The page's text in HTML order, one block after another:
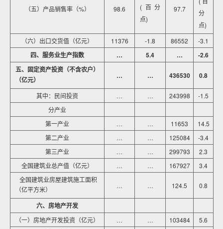
（五）产品销售率（%） 98.6
(百分
点)
97.7
分
点)
（六）出口交货值（亿元）
11376 -1.8 86552 -3.1
四、服务业生产指数 … 5.4 …
-2.6
五、固定资产投资（不含农户）
（亿元）
… … 436530 0.8
其中：民间投资 … … 243998
-1.5
分产业
第一产业
… … 11653
14.5
第二产业
… … 125084
-3.4
第三产业
… … 299793
2.3
全国建筑业总产值（亿元）
… … 167927
3.4
全国建筑业房屋建筑施工面积
（亿平方米）
… … 124.5 0.8
六、房地产开发
（一）房地产开发投资（亿元） … … 103484
5.6